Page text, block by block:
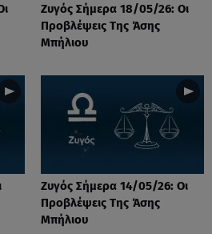
Ζυγός Σήμερα 18/05/26: Οι
Προβλέψεις Tης Άσης
Μπήλιου
Ζυγός Σήμερα 14/05/26: Οι
Προβλέψεις Tης Άσης
Μπήλιου